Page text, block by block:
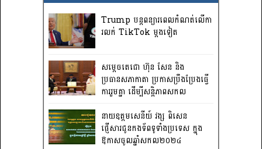
Trump បន្តពន្យារពេលកំណត់លើកា
រលក់ TikTok ម្តងទៀត
សម្តេចតេជោ ហ៊ុន សែន និង
ប្រធានសភាកាតា ប្រកាសប្រឹងប្រែងធ្វើ
ការ​រួមគ្នា ដើម្បីសន្តិភាពសកល
នាយឧត្តមសេនីយ៍ វង្ស ពិសេន
ផ្ញើសារជូនកងទ័ពទូទាំងប្រទេស ក្នុង
ឱកាសចូលឆ្នាំសកល២០២៤